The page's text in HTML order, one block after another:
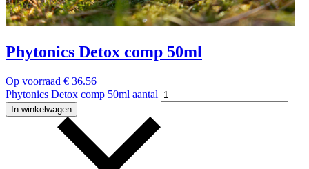
Phytonics Detox comp 50ml
Op voorraad € 36.56
Phytonics Detox comp 50ml aantal
In winkelwagen